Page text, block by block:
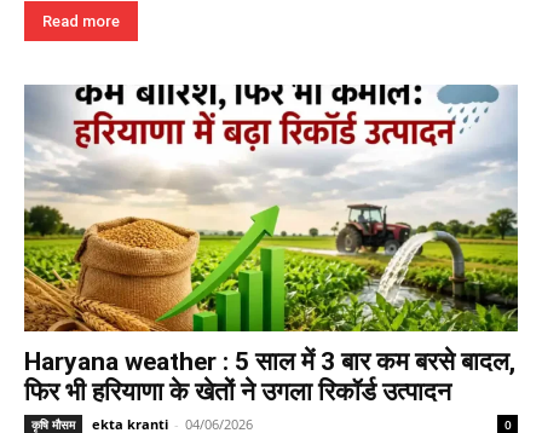
Read more
Haryana weather : 5 साल में 3 बार कम बरसे बादल,
फिर भी हरियाणा के खेतों ने उगला रिकॉर्ड उत्पादन
कृषि मौसम ekta kranti - 04/06/2026 0